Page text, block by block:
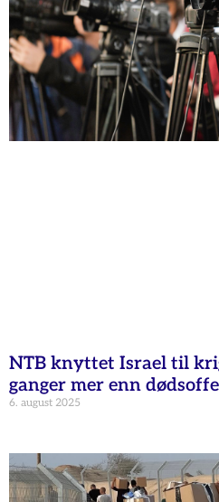
NTB knyttet Israel til
ganger mer enn
6. august 2025